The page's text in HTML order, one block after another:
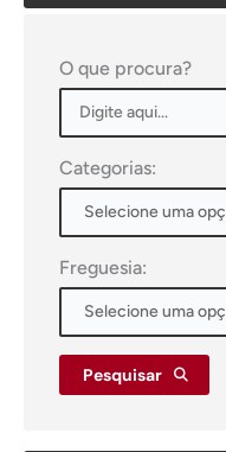
O que procura?
Categorias:
Freguesia:
Pesquisar